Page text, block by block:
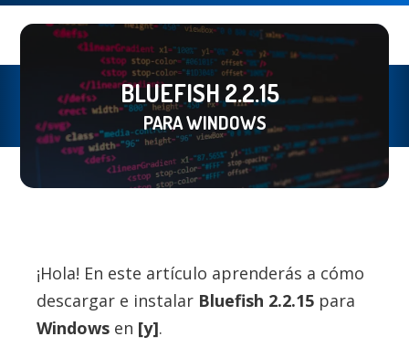
BLUEFISH 2.2.15
PARA WINDOWS
¡Hola! En este artículo aprenderás a cómo
descargar e instalar Bluefish 2.2.15 para
Windows en [y].